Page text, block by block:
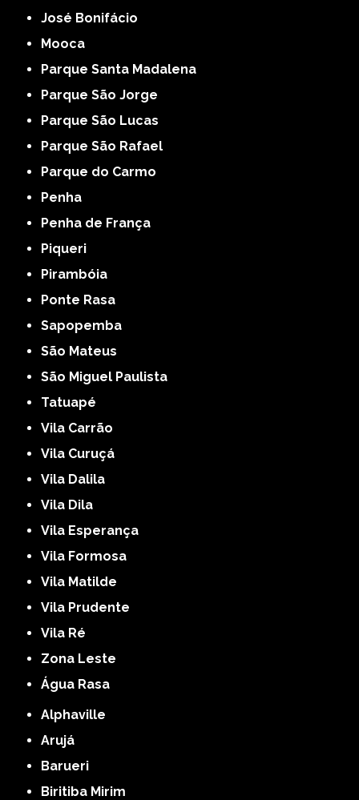
José Bonifácio
Mooca
Parque Santa Madalena
Parque São Jorge
Parque São Lucas
Parque São Rafael
Parque do Carmo
Penha
Penha de França
Piqueri
Pirambóia
Ponte Rasa
Sapopemba
São Mateus
São Miguel Paulista
Tatuapé
Vila Carrão
Vila Curuçá
Vila Dalila
Vila Dila
Vila Esperança
Vila Formosa
Vila Matilde
Vila Prudente
Vila Ré
Zona Leste
Água Rasa
Alphaville
Arujá
Barueri
Biritiba Mirim